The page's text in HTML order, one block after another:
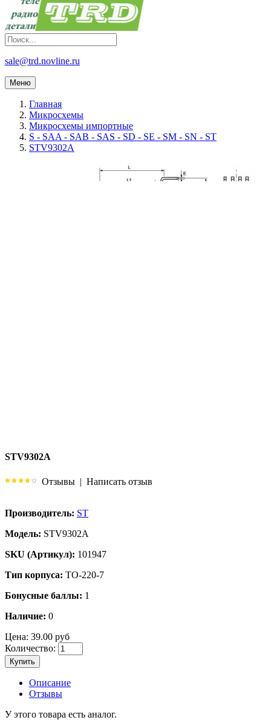
sale@trd.novline.ru
Меню
Главная
Микросхемы
Микросхемы импортные
S - SAA - SAB - SAS - SD - SE - SM - SN - ST
STV9302A
STV9302A
Отзывы | Написать отзыв
Производитель: ST
Модель: STV9302A
SKU (Артикул): 101947
Тип корпуса: TO-220-7
Бонусные баллы: 1
Наличие: 0
Цена: 39.00 руб
Количество:
Купить
Описание
Отзывы
У этого товара есть аналог.